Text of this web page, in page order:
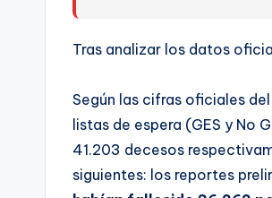
Tras analizar los datos
Según las cifras oficiales
listas de espera (GES y
41.203 decesos
siguientes: los reportes